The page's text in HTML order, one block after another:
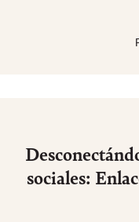
sociales: